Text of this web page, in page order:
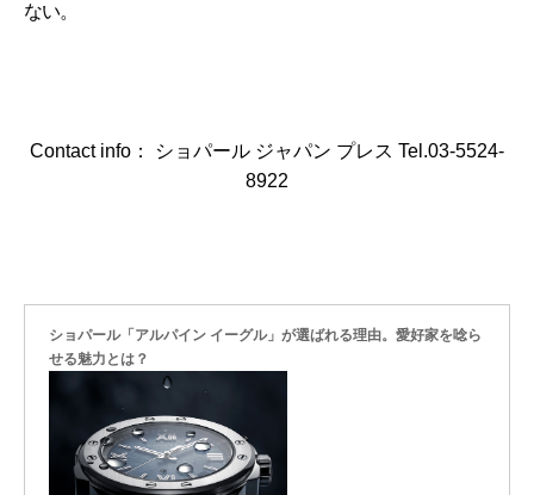
ない。
Contact info： ショパール ジャパン プレス Tel.03-5524-
8922
ショパール「アルパイン イーグル」が選ばれる理由。愛好家を唸ら
せる魅力とは？